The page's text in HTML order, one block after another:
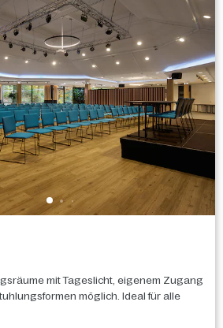
mit Tageslicht, eigenem Zugang
möglich. Ideal für alle